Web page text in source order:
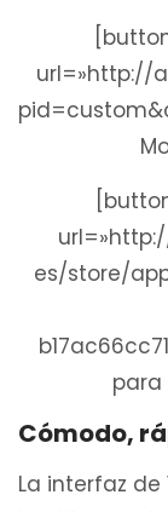
url=»http://
es/store/
para
Cómodo,
La interfaz